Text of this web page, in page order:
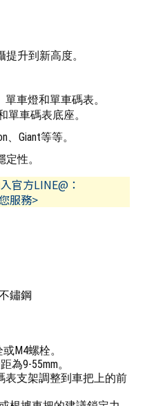
升到新高度。
車燈和單車碼表。
單車碼表底座。
、Giant等等。
性。
官方LINE@：
服務>
鏽鋼
M4螺栓。
為9-55mm。
表支架調整到車把上的前